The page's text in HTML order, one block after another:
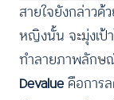
สายใจยังกล่าวด้
หญิงนั้น จะมุ่งเป้
ทำลายภาพลักษ
Devalueคือการ